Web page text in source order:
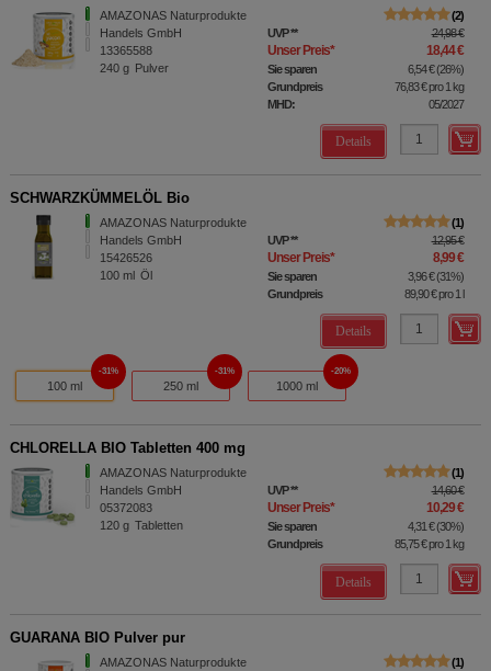
AMAZONAS Naturprodukte
Handels GmbH
13365588
240 g Pulver
2
UVP** 24,98 €
Unser Preis* 18,44 €
Sie sparen 6,54 €(26%)
Grundpreis
76,83 €pro 1 kg
MHD:
05/2027
Details
SCHWARZKÜMMELÖL Bio
AMAZONAS Naturprodukte
Handels GmbH
15426526
100 ml Öl
1
UVP** 12,95 €
Unser Preis* 8,99 €
Sie sparen 3,96 €(31%)
Grundpreis
89,90 €pro 1 l
Details
100 ml
31%
250 ml
31%
1000 ml
20%
CHLORELLA BIO Tabletten 400 mg
AMAZONAS Naturprodukte
Handels GmbH
05372083
120 g Tabletten
1
UVP** 14,60 €
Unser Preis* 10,29 €
Sie sparen 4,31 €(30%)
Grundpreis
85,75 €pro 1 kg
Details
GUARANA BIO Pulver pur
AMAZONAS Naturprodukte
1